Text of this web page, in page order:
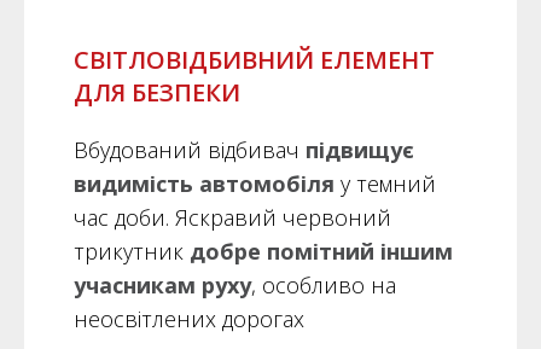
СВІТЛОВІДБИВНИЙ ЕЛЕМЕНТ
ДЛЯ БЕЗПЕКИ
Вбудований відбивач підвищує
видимість автомобіля у темний
час доби. Яскравий червоний
трикутник добре помітний іншим
учасникам руху, особливо на
неосвітлених дорогах